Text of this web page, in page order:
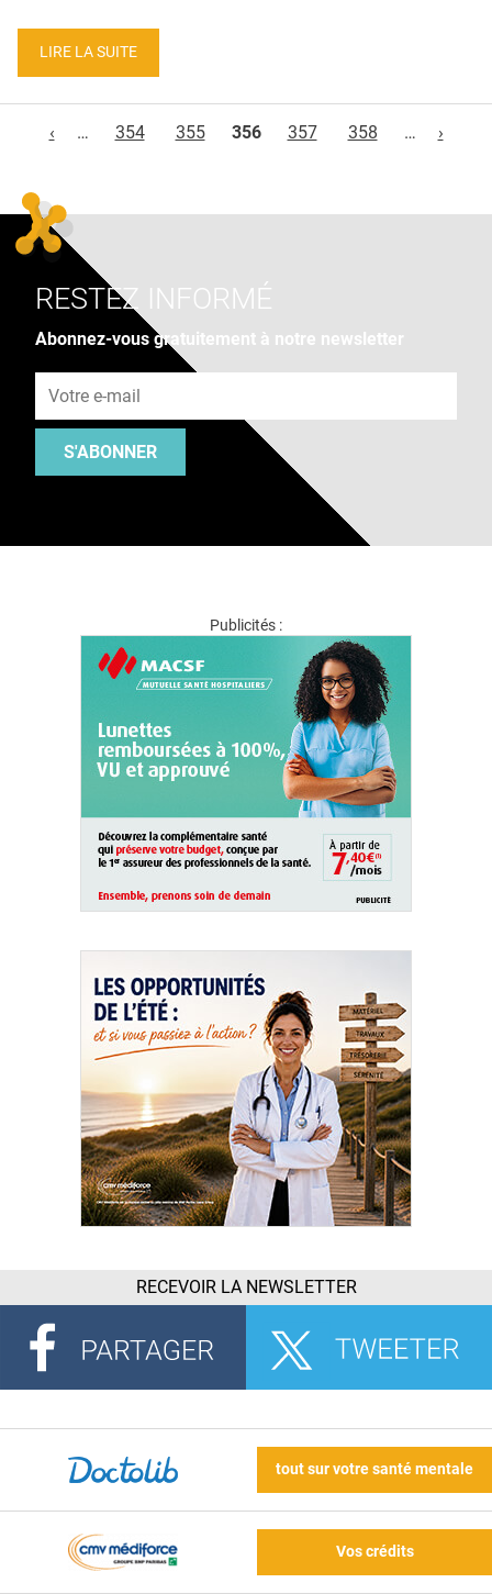
LIRE LA SUITE
‹
… 354 355 356 357 358 … ›
RESTEZ INFORMÉ
Abonnez-vous gratuitement à notre newsletter
S'ABONNER
Publicités :
RECEVOIR LA NEWSLETTER
tout sur votre santé mentale
Vos crédits